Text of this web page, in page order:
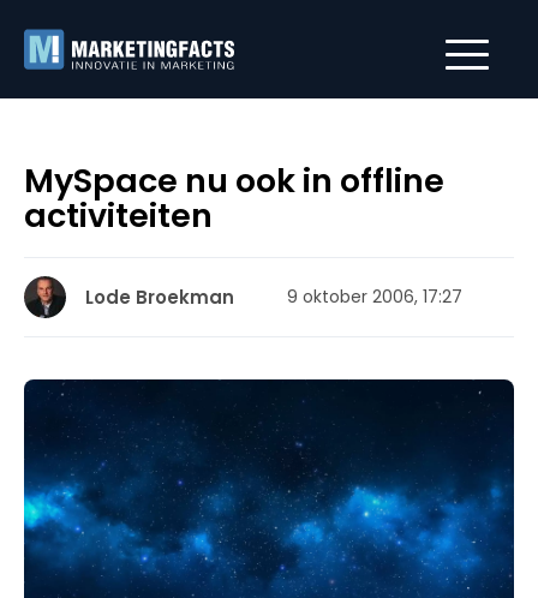
MySpace nu ook in offline
activiteiten
Lode Broekman 9 oktober 2006, 17:27